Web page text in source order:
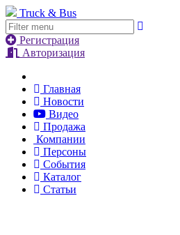
Truck & Bus
Регистрация
Авторизация
Главная
Новости
Видео
Продажа
Компании
Персоны
События
Каталог
Статьи